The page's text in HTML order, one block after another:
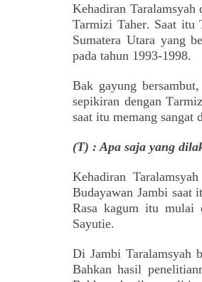
Kehadiran
Tarmizi Taher. Saat itu
Sumatera Utara yang
pada tahun 1993-1998.
Bak gayung
sepikiran denganT
saat itu memang sangat
(T) : Apa saja yang
Kehadiran
Budayawan Jambi saat
Rasa kagum itu mulai
Sayutie.
Di Jambi Taralamsyah
Bahkan hasil